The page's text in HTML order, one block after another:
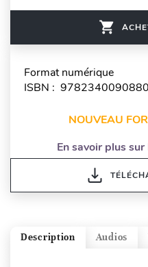
Format numérique
ISBN : 9782340090880
NOUVEAU
En savoir plus
Audios
Description